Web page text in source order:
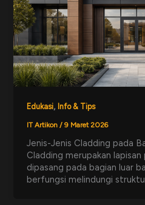
Edukasi,Info & Tips
IT Artikon /9 Maret 2026
Jenis-Jenis Cladding pada
Cladding merupakan
dipasang pada bagian luar
berfungsi melindungi